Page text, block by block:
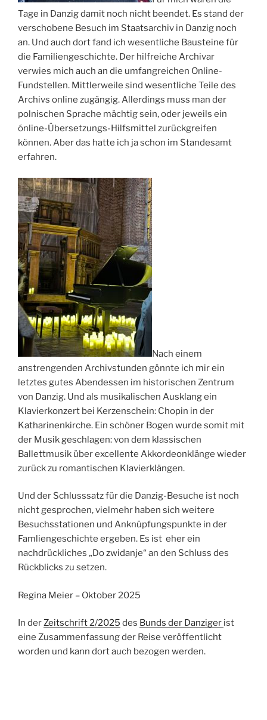
Tage in Danzig damit noch nicht beendet. Es stand der
verschobene Besuch im Staatsarchiv in Danzig noch
an. Und auch dort fand ich wesentliche Bausteine für
die Familiengeschichte. Der hilfreiche Archivar
verwies mich auch an die umfangreichen Online-
Fundstellen. Mittlerweile sind wesentliche Teile des
Archivs online zugängig. Allerdings muss man der
polnischen Sprache mächtig sein, oder jeweils ein
ónline-Übersetzungs-Hilfsmittel zurückgreifen
können. Aber das hatte ich ja schon im Standesamt
erfahren.
Nach einem
anstrengenden Archivstunden gönnte ich mir ein
letztes gutes Abendessen im historischen Zentrum
von Danzig. Und als musikalischen Ausklang ein
Klavierkonzert bei Kerzenschein: Chopin in der
Katharinenkirche. Ein schöner Bogen wurde somit mit
der Musik geschlagen: von dem klassischen
Ballettmusik über excellente Akkordeonklänge wieder
zurück zu romantischen Klavierklängen.
Und der Schlusssatz für die Danzig-Besuche ist noch
nicht gesprochen, vielmehr haben sich weitere
Besuchsstationen und Anknüpfungspunkte in der
Famliengeschichte ergeben. Es ist eher ein
nachdrückliches „Do zwidanje“ an den Schluss des
Rückblicks zu setzen.
Regina Meier – Oktober 2025
In derZeitschrift 2/2025 des Bunds der Danziger ist
eine Zusammenfassung der Reise veröffentlicht
worden und kann dort auch bezogen werden.